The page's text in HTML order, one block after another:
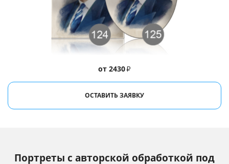
от 2430₽
ОСТАВИТЬ ЗАЯВКУ
Портреты с авторской обработкой под